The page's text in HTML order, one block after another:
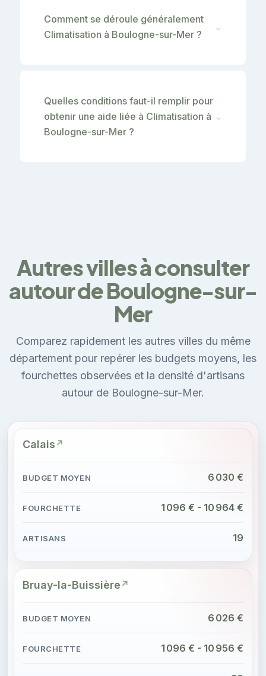
Comment se déroule généralement
Climatisation à Boulogne-sur-Mer ?
⌄
Quelles conditions faut-il remplir pour
obtenir une aide liée à Climatisation à
Boulogne-sur-Mer ?
⌄
Autres villes à consulter
autour de Boulogne-sur-
Mer
Comparez rapidement les autres villes du même
département pour repérer les budgets moyens, les
fourchettes observées et la densité d'artisans
autour de Boulogne-sur-Mer.
Calais
6 030 €
1 096 € - 10 964 €
19
Bruay-la-Buissière
6 026 €
1 096 € - 10 956 €